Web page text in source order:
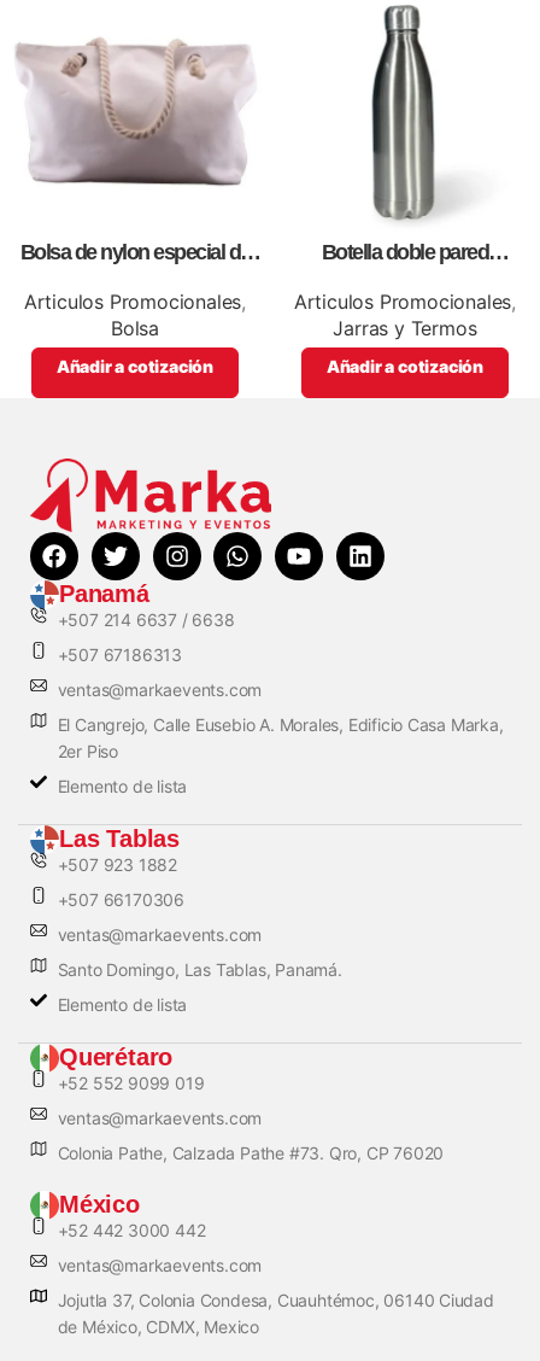
Bolsa de nylon especial de
con impresión full color.
Articulos Promocionales,
Bolsa
Añadir a cotización
Botella doble pared
Articulos Promocionales,
Jarras y Termos
Añadir a cotización
Panamá
+507 214 6637 / 6638
+507 67186313
ventas@markaevents.com
El Cangrejo, Calle Eusebio A. Morales, Edificio Casa Marka,
2er Piso
Elemento de lista
Las Tablas
+507 923 1882
+507 66170306
ventas@markaevents.com
Santo Domingo, Las Tablas, Panamá.
Elemento de lista
Querétaro
+52 552 9099 019
ventas@markaevents.com
Colonia Pathe, Calzada Pathe #73. Qro, CP 76020
México
+52 442 3000 442
ventas@markaevents.com
Jojutla 37, Colonia Condesa, Cuauhtémoc, 06140 Ciudad
de México, CDMX, Mexico